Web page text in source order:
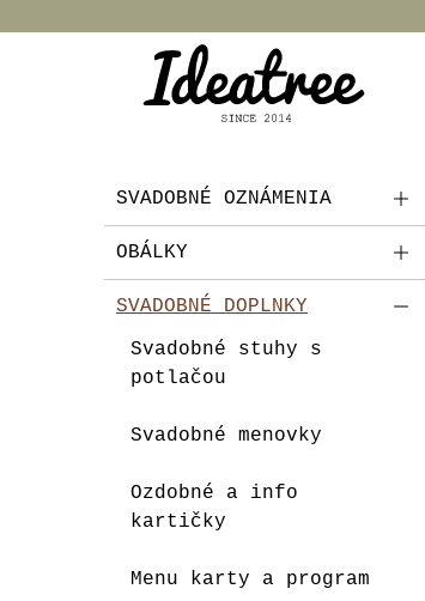
SVADOBNÉ OZNÁMENIA
OBÁLKY
SVADOBNÉ DOPLNKY
Svadobné stuhy s
potlačou
Svadobné menovky
Ozdobné a info
kartičky
Menu karty a program